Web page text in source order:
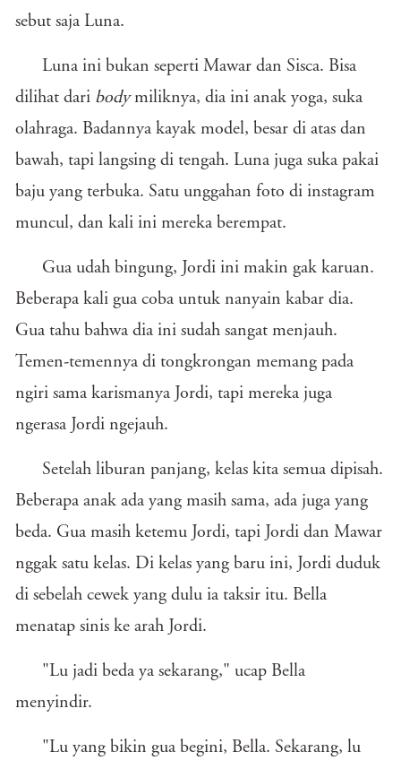
sebut saja Luna.
Luna ini bukan seperti Mawar dan Sisca. Bisa
dilihat dari bodymiliknya, dia ini anak yoga, suka
olahraga. Badannya kayak model, besar di atas dan
bawah, tapi langsing di tengah. Luna juga suka pakai
baju yang terbuka. Satu unggahan foto di instagram
muncul, dan kali ini mereka berempat.
Gua udah bingung, Jordi ini makin gak karuan.
Beberapa kali gua coba untuk nanyain kabar dia.
Gua tahu bahwa dia ini sudah sangat menjauh.
Temen-temennya di tongkrongan memang pada
ngiri sama karismanya Jordi, tapi mereka juga
ngerasa Jordi ngejauh.
Setelah liburan panjang, kelas kita semua dipisah.
Beberapa anak ada yang masih sama, ada juga yang
beda. Gua masih ketemu Jordi, tapi Jordi dan Mawar
nggak satu kelas. Di kelas yang baru ini, Jordi duduk
di sebelah cewek yang dulu ia taksir itu. Bella
menatap sinis ke arah Jordi.
"Lu jadi beda ya sekarang," ucap Bella
menyindir.
"Lu yang bikin gua begini, Bella. Sekarang, lu